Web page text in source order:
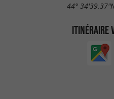
44°
ITINÉRAIRE